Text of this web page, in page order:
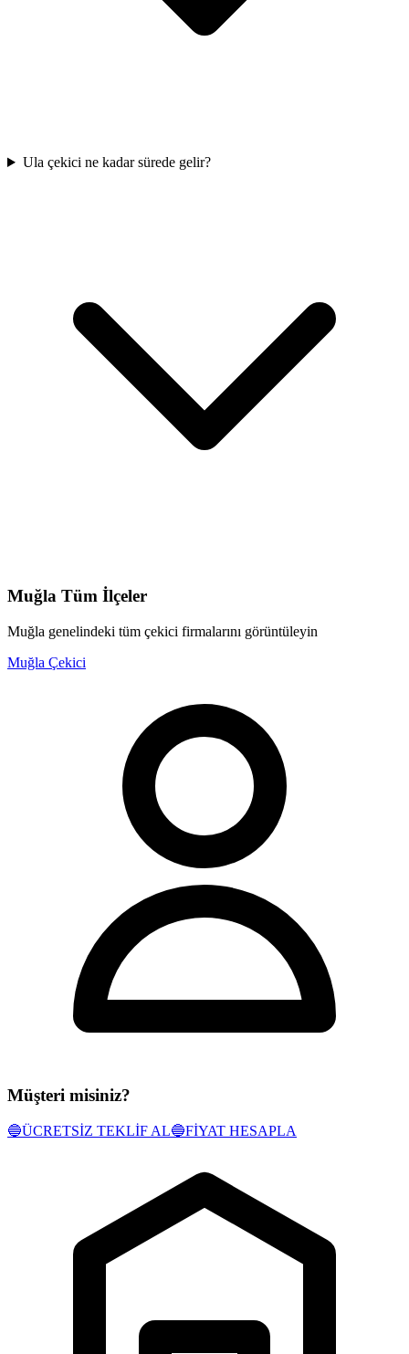
Ula çekici ne kadar sürede gelir?
Muğla Tüm İlçeler
Muğla genelindeki tüm çekici firmalarını görüntüleyin
Muğla Çekici
Müşteri misiniz?
🔵ÜCRETSİZ TEKLİF AL🔵FİYAT HESAPLA